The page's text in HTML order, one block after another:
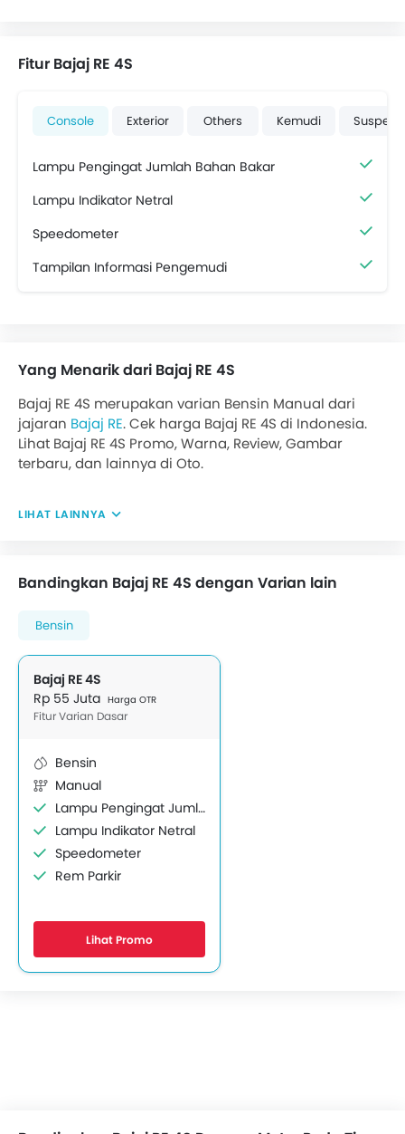
Fitur Bajaj RE 4S
Console Exterior Others Kemudi
Lampu Pengingat Jumlah Bahan Bakar
Lampu Indikator Netral
Speedometer
Tampilan Informasi Pengemudi
Yang Menarik dari Bajaj RE 4S
Bajaj RE 4S merupakan varian Bensin Manual dari
jajaran Bajaj RE. Cek harga Bajaj RE 4S di Indonesia.
Lihat Bajaj RE 4S Promo, Warna, Review, Gambar
terbaru, dan lainnya di Oto.
LIHAT LAINNYA
Bandingkan Bajaj RE 4S dengan Varian lain
Bensin
Bajaj RE 4S
Rp 55 Juta Harga OTR
Fitur Varian Dasar
Bensin
Manual
Lampu Pengingat Jumlah Bahan Bakar
Lampu Indikator Netral
Speedometer
Rem Parkir
Lihat Promo